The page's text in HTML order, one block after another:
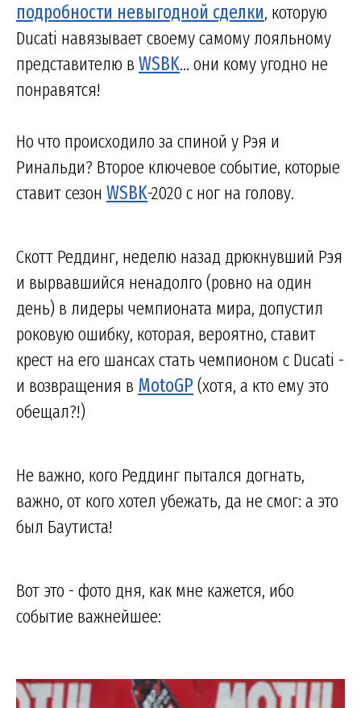
подробности невыгодной сделки, которую
Ducati навязывает своему самому лояльному
представителю в WSBK... они кому угодно не
понравятся!
Но что происходило за спиной у Рэя и
Ринальди? Второе ключевое событие, которые
ставит сезон WSBK-2020 с ног на голову.
Скотт Реддинг, неделю назад дрюкнувший Рэя
и вырвавшийся ненадолго (ровно на один
день) в лидеры чемпионата мира, допустил
роковую ошибку, которая, вероятно, ставит
крест на его шансах стать чемпионом с Ducati -
и возвращения в MotoGP (хотя, а кто ему это
обещал?!)
Не важно, кого Реддинг пытался догнать,
важно, от кого хотел убежать, да не смог: а это
был Баутиста!
Вот это - фото дня, как мне кажется, ибо
событие важнейшее: